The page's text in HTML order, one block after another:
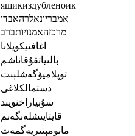
ящикиздубленоик
אמבריונאלרהאבדו
מרכזהאמנויותברב
اغافتيكويلانا
بالىياتقۇقاناشم
توپلاميۆگەشلېنت
دستمالکلاغی
سۇبياراخنويىد
قايتايىشلەنگەنم
مانومېتىريەگمەت